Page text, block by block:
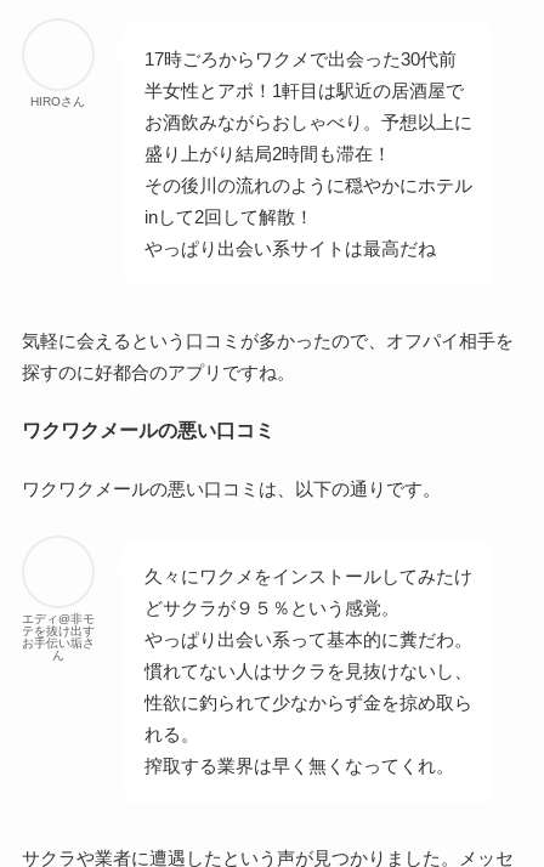
HIROさん
17時ごろからワクメで出会った30代前
半女性とアポ！1軒目は駅近の居酒屋で
お酒飲みながらおしゃべり。予想以上に
盛り上がり結局2時間も滞在！
その後川の流れのように穏やかにホテル
inして2回して解散！
やっぱり出会い系サイトは最高だね
気軽に会えるという口コミが多かったので、オフパイ相手を
探すのに好都合のアプリですね。
ワクワクメールの悪い口コミ
ワクワクメールの悪い口コミは、以下の通りです。
エディ@非モ
テを抜け出す
お手伝い垢さ
ん
久々にワクメをインストールしてみたけ
どサクラが９５％という感覚。
やっぱり出会い系って基本的に糞だわ。
慣れてない人はサクラを見抜けないし、
性欲に釣られて少なからず金を掠め取ら
れる。
搾取する業界は早く無くなってくれ。
サクラや業者に遭遇したという声が見つかりました。メッセ